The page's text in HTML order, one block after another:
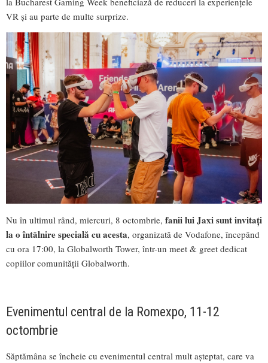
VR și au parte de multe surprize.
Nu în ultimul rând, miercuri, 8 octombrie, fanii lui Jaxi sunt invitați
la o întâlnire specială cu acesta, organizată de Vodafone, începând
cu ora 17:00, la Globalworth Tower, într-un meet & greet dedicat
copiilor comunității Globalworth.
Evenimentul central de la Romexpo, 11-12
octombrie
Săptămâna se încheie cu evenimentul central mult așteptat, care va